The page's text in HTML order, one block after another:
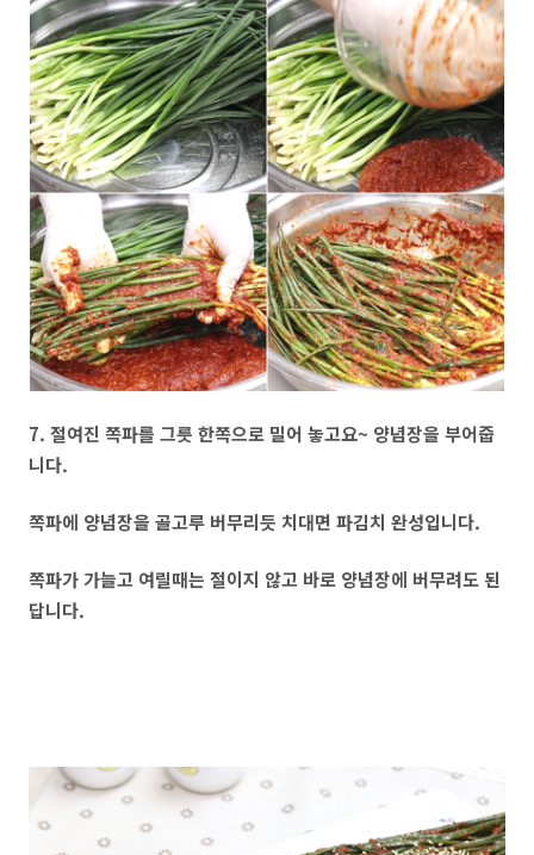
7. 절여진 쪽파를 그릇 한쪽으로 밀어 놓고요~ 양념장을 부어줍
니다.
쪽파에 양념장을 골고루 버무리듯 치대면 파김치 완성입니다.
쪽파가 가늘고 여릴때는 절이지 않고 바로 양념장에 버무려도 된
답니다.